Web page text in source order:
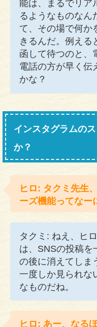
能は、まるでリア
るようなものなん
て、その場で何か
きるんだ。例える
函して待つのと、
電話の方が早く伝
かな？
インスタグラムの
か？
ヒロ: タクミ先生
ーズ機能ってなー
タクミ: ねえ、ヒ
は、SNSの投稿を
の後に消えてしま
一度しか見られな
なものだね。
ヒロ: あー、なる